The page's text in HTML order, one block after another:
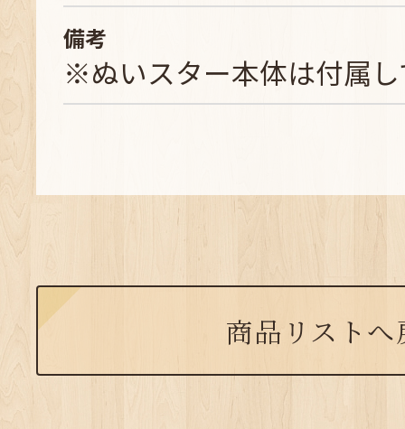
備考
※ぬいスター本体は付属
商品リストへ